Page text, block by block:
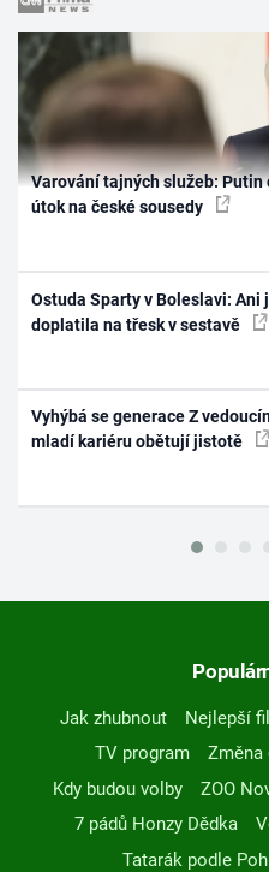
Varování tajných služeb: Putin
útok na české sousedy
Ostuda Sparty v Boleslavi:
doplatila na třesk v sestavě
Vyhýbá se generace Z
mladí kariéru obětují jistotě
Jak zhubnout Nejlepší
TV program
Změna
Kdy budou volby
ZOO
7 pádů Honzy Dědka
Tatarák podle